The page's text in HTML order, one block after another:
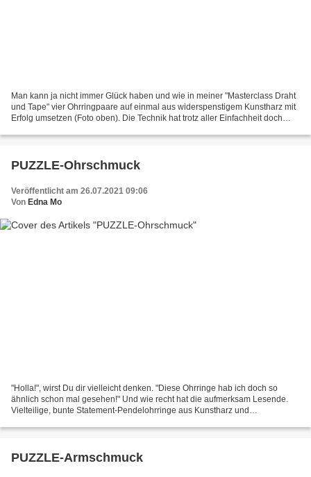
Man kann ja nicht immer Glück haben und wie in meiner "Masterclass Draht
und Tape" vier Ohrringpaare auf einmal aus widerspenstigem Kunstharz mit
Erfolg umsetzen (Foto oben). Die Technik hat trotz aller Einfachheit doch
PUZZLE-Ohrschmuck
Veröffentlicht am 26.07.2021 09:06
Von Edna Mo
"Holla!", wirst Du dir vielleicht denken. "Diese Ohrringe hab ich doch so
ähnlich schon mal gesehen!" Und wie recht hat die aufmerksam Lesende.
Vielteilige, bunte Statement-Pendelohrringe aus Kunstharz und
PUZZLE-Armschmuck